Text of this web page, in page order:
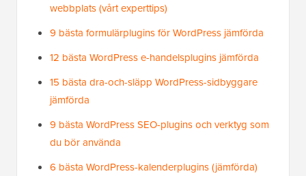
webbplats (vårt experttips)
9 bästa formulärplugins för WordPress jämförda
12 bästa WordPress e-handelsplugins jämförda
15 bästa dra-och-släpp WordPress-sidbyggare
jämförda
9 bästa WordPress SEO-plugins och verktyg som
du bör använda
6 bästa WordPress-kalenderplugins (jämförda)